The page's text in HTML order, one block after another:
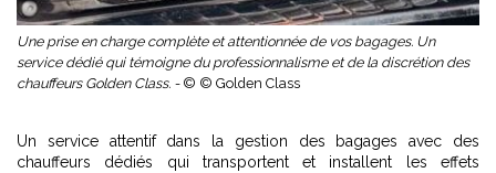
Une prise en charge complète et attentionnée de vos bagages. Un
service dédié qui témoigne du professionnalisme et de la discrétion des
chauffeurs Golden Class. - © © Golden Class
Un service attentif dans la gestion des bagages avec des
chauffeurs dédiés qui transportent et installent les effets